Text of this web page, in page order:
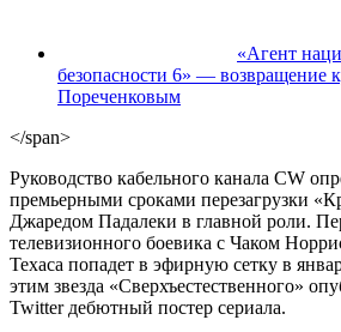
«Агент
безопасности 6» — возвращение
Пореченковым
</span>
Руководство кабельного канала CW
премьерными сроками перезагрузки
Джаредом Падалеки в главной роли.
телевизионного боевика с Чаком
Техаса попадет в эфирную сетку в
этим звезда «Сверхъестественного»
Twitter дебютный постер сериала.